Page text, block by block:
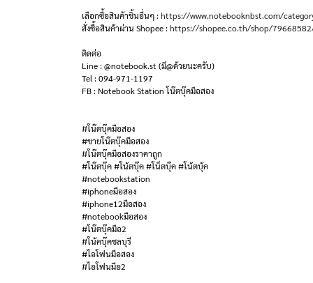
เลือกซื้อสินค้าชิ้นอื่นๆ :https://www.notebooknbst.com/
สั่งซื้อสินค้าผ่าน Shopee :https://shopee.co.th/shop/
ติดต่อ
Line : @notebook.st (มี@ด้วยนะครับ)
Tel : 094-971-1197
FB : Notebook Station โน๊ตบุ๊คมือสอง
#โน๊ตบุ๊คมือสอง
#ขายโน๊ตบุ๊คมือสอง
#โน๊ตบุ๊คมือสองราคาถูก
#โน๊ตบุ๊ค #โน้ตบุ๊ค #โน็ตบุ๊ค #โน้ตบุ้ค
#notebookstation
#iphoneมือสอง
#iphone12มือสอง
#notebookมือสอง
#โน๊ตบุ๊คมือ2
#โน้คบุ๊คชลบุรี
#ไอโฟนมือสอง
#ไอโฟนมือ2